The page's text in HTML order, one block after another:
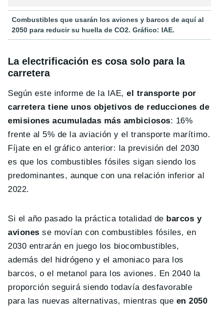
Combustibles que usarán los aviones y barcos de aquí al
2050 para reducir su huella de CO2. Gráfico: IAE.
La electrificación es cosa solo para la
carretera
Según este informe de la IAE,el transporte por
carretera tiene unos objetivos de reducciones de
emisiones acumuladas más ambiciosos: 16%
frente al 5% de la aviación y el transporte marítimo.
Fíjate en el gráfico anterior: la previsión del 2030
es que los combustibles fósiles sigan siendo los
predominantes, aunque con una relación inferior al
2022.
Si el año pasado la práctica totalidad de barcos y
aviones se movían con combustibles fósiles, en
2030 entrarán en juego los biocombustibles,
además del hidrógeno y el amoniaco para los
barcos, o el metanol para los aviones. En 2040 la
proporción seguirá siendo todavía desfavorable
para las nuevas alternativas, mientras que en 2050